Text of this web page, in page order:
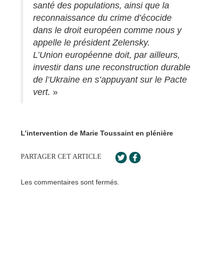
santé des populations, ainsi que la
reconnaissance du crime d’écocide
dans le droit européen comme nous y
appelle le président Zelensky.
L’Union européenne doit, par ailleurs,
investir dans une reconstruction durable
de l’Ukraine en s’appuyant sur le Pacte
vert. »
L’intervention de Marie Toussaint en plénière
PARTAGER CET ARTICLE
Les commentaires sont fermés.